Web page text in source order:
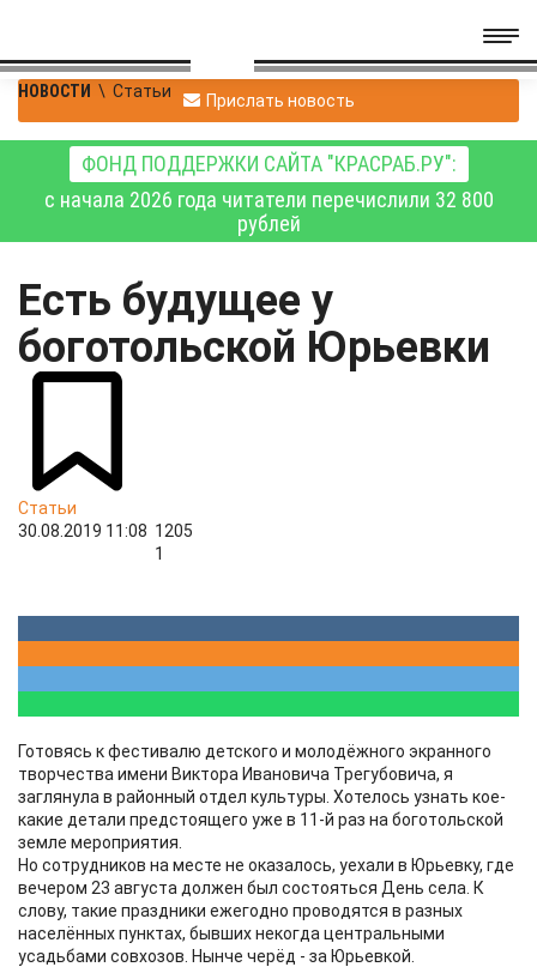
НОВОСТИ \ Статьи Прислать новость
ФОНД ПОДДЕРЖКИ САЙТА "КРАСРАБ.РУ":
с начала 2026 года читатели перечислили 32 800
рублей
Есть будущее у
боготольской Юрьевки
Статьи
30.08.2019 11:08 1205
1
Готовясь к фестивалю детского и молодёжного экранного
творчества имени Виктора Ивановича Трегубовича, я
заглянула в районный отдел культуры. Хотелось узнать кое-
какие детали предстоящего уже в 11-й раз на боготольской
земле мероприятия.
Но сотрудников на месте не оказалось, уехали в Юрьевку, где
вечером 23 августа должен был состояться День села. К
слову, такие праздники ежегодно проводятся в разных
населённых пунктах, бывших некогда центральными
усадьбами совхозов. Нынче черёд - за Юрьевкой.